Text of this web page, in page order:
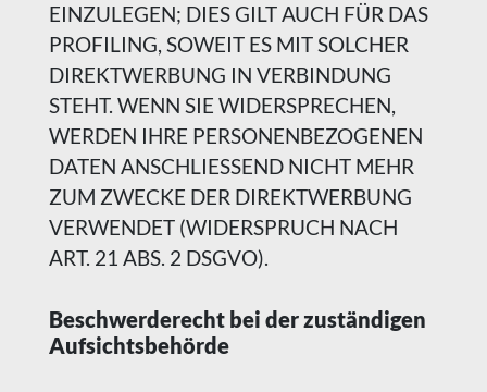
EINZULEGEN; DIES GILT AUCH FÜR DAS
PROFILING, SOWEIT ES MIT SOLCHER
DIREKTWERBUNG IN VERBINDUNG
STEHT. WENN SIE WIDERSPRECHEN,
WERDEN IHRE PERSONENBEZOGENEN
DATEN ANSCHLIESSEND NICHT MEHR
ZUM ZWECKE DER DIREKTWERBUNG
VERWENDET (WIDERSPRUCH NACH
ART. 21 ABS. 2 DSGVO).
Beschwerde­recht bei der zuständigen
Aufsichts­behörde